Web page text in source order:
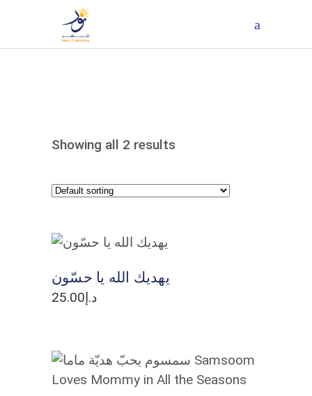
Showing all 2 results
ADD TO CART
يهديك الله يا حسّون
د.إ25.00
ADD TO CART